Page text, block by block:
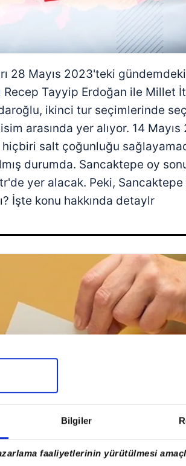
Bilgiler
faaliyetlerinin yürütülmesi
28 Mayıs 2023'teki
Recep Tayyip Erdoğan ile Millet
ikinci tur seçimlerinde
arasında yer alıyor. 14 Mayıs
salt çoğunluğu
durumda. Sancaktepe oy
yer alacak. Peki,
İşte konu hakkında detaylr